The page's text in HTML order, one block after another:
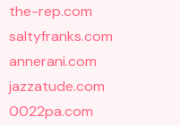
the-rep.com
saltyfranks.com
annerani.com
jazzatude.com
0022pa.com